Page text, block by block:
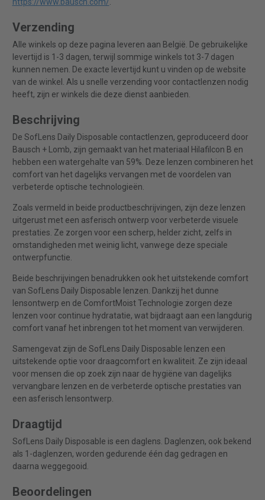
https://www.bausch.com/.
Verzending
Alle winkels op deze pagina leveren aan België. De gebruikelijke
levertijd is 1-3 dagen, terwijl sommige winkels tot 3-7 dagen
kunnen nemen. De exacte levertijd kunt u vinden op de website
van de winkel. Als u snelle verzending voor contactlenzen nodig
heeft, zijn er winkels die deze dienst aanbieden.
Beschrijving
De SofLens Daily Disposable contactlenzen, geproduceerd door
Bausch + Lomb, zijn gemaakt van het materiaal Hilafilcon B en
hebben een watergehalte van 59%. Deze lenzen combineren het
comfort van het dagelijks vervangen met de voordelen van
verbeterde optische technologieën.
Zoals vermeld in beide productbeschrijvingen, zijn deze lenzen
uitgerust met een asferisch ontwerp voor verbeterde visuele
prestaties. Ze zorgen voor een scherp, helder zicht, zelfs in
omstandigheden met weinig licht, vanwege deze speciale
ontwerpfunctie.
Beide beschrijvingen benadrukken ook het uitstekende comfort
van SofLens Daily Disposable lenzen. Dankzij het dunne
lensontwerp en de ComfortMoist Technologie zorgen deze
lenzen voor continue hydratatie, wat bijdraagt aan een langdurig
comfort vanaf het inbrengen tot het moment van verwijderen.
Samengevat zijn de SofLens Daily Disposable lenzen een
uitstekende optie voor draagcomfort en kwaliteit. Ze zijn ideaal
voor mensen die op zoek zijn naar de hygiëne van dagelijks
vervangbare lenzen en de verbeterde optische prestaties van
een asferisch lensontwerp.
Draagtijd
SofLens Daily Disposable is een daglens. Daglenzen, ook bekend
als 1-daglenzen, worden gedurende één dag gedragen en
daarna weggegooid.
Beoordelingen